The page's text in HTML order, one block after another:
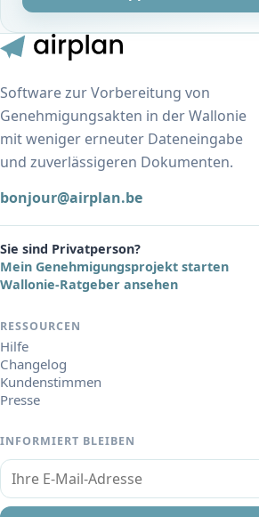
Software zur Vorbereitung von
Genehmigungsakten in der Wallonie
mit weniger erneuter Dateneingabe
und zuverlässigeren Dokumenten.
bonjour@airplan.be
Sie sind Privatperson?
Mein Genehmigungsprojekt starten
Wallonie-Ratgeber ansehen
RESSOURCEN
Hilfe
Changelog
Kundenstimmen
Presse
INFORMIERT BLEIBEN
Ihre E-Mail-Adresse